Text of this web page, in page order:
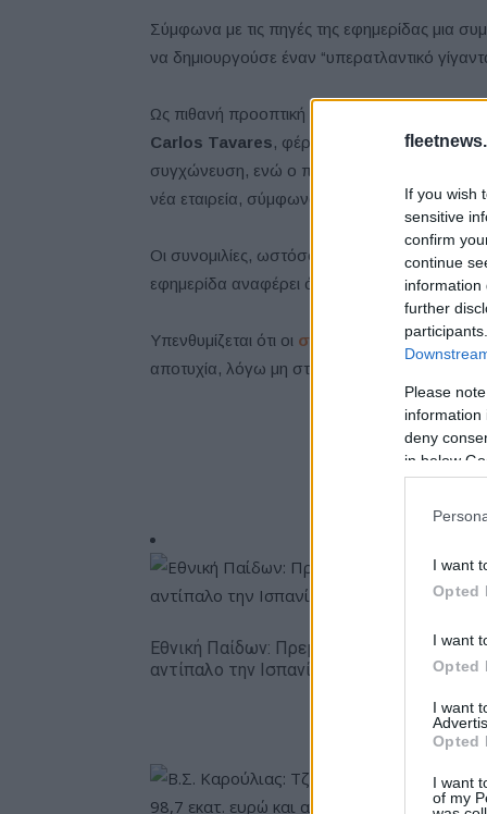
If you wish
sensitive
confirm
continue
information
further
Please
information
deny
in below
I want
Opted
I want
Opted
I want
Opted
I want
of my
Σύμφωνα με τις πηγές της εφημερίδας μια
να δημιουργούσε έναν “υπερατλαντικό
Ως πιθανή προοπτική αναφέρεται η
Carlos Tavares, φέρεται ως πιθανότερος
συγχώνευση, ενώ ο πρόεδρος της FCA,
νέα εταιρεία, σύμφωνα με το ρεπορτάζ.
Οι συνομιλίες, ωστόσο, είναι ρευστές και
εφημερίδα αναφέρει ότι “δεν υπάρχει
Υπενθυμίζεται ότι οι σχετικές συνομιλίες
αποτυχία, λόγω μη στήριξης της Nissan.
Εθνική Παίδων: Πρεμιέρα στο Ευρωπαϊκό
αντίπαλο την Ισπανία (live stream)